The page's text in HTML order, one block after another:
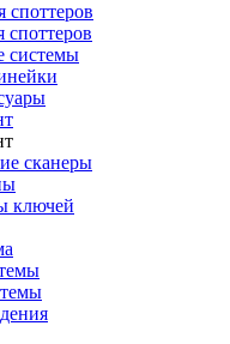
споттеров
споттеров
системы
сканеры
ключей